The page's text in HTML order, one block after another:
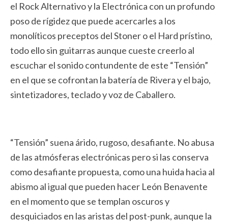
el Rock Alternativo y la Electrónica con un profundo
poso de rígidez que puede acercarles a los
monolíticos preceptos del Stoner o el Hard prístino,
todo ello sin guitarras aunque cueste creerlo al
escuchar el sonido contundente de este “Tensión”
en el que se cofrontan la batería de Rivera y el bajo,
sintetizadores, teclado y voz de Caballero.
“Tensión” suena árido, rugoso, desafiante. No abusa
de las atmósferas electrónicas pero si las conserva
como desafiante propuesta, como una huida hacia al
abismo al igual que pueden hacer León Benavente
en el momento que se templan oscuros y
desquiciados en las aristas del post-punk, aunque la